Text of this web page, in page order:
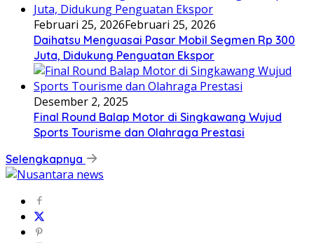
Februari 25, 2026Februari 25, 2026
Daihatsu Menguasai Pasar Mobil Segmen Rp 300
Juta, Didukung Penguatan Ekspor
Desember 2, 2025
Final Round Balap Motor di Singkawang Wujud
Sports Tourisme dan Olahraga Prestasi
Selengkapnya